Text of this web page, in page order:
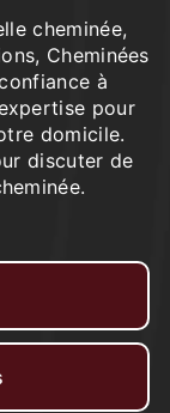
cheminée,
Cheminées
à
pour
domicile.
discuter de